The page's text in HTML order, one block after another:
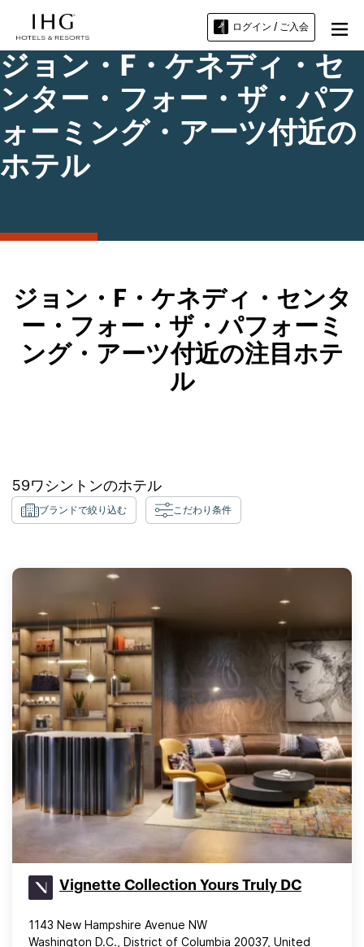
ログイン / ご入会
ジョン・F・ケネディ・セ
ンター・フォー・ザ・パフ
ォーミング・アーツ付近の
ホテル
ジョン・F・ケネディ・センタ
ー・フォー・ザ・パフォーミ
ング・アーツ付近の注目ホテ
ル
59ワシントンのホテル
ブランドで絞り込む こだわり条件
Vignette Collection Yours Truly DC
1143 New Hampshire Avenue NW
Washington D.C., District of Columbia 20037, United